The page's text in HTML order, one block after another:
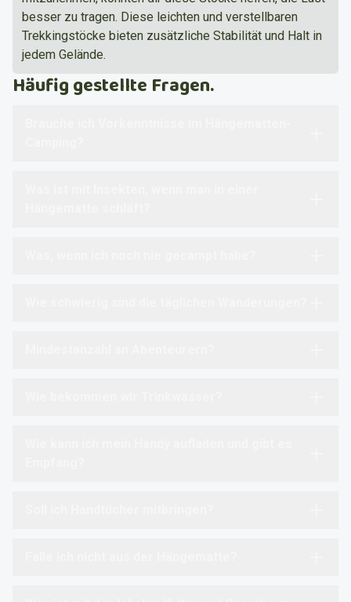
besser zu tragen. Diese leichten und verstellbaren
Trekkingstöcke bieten zusätzliche Stabilität und Halt in
jedem Gelände.
Häufig gestellte Fragen.